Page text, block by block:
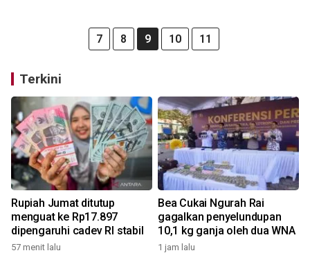
7 8 9 10 11
Terkini
Rupiah Jumat ditutup
menguat ke Rp17.897
dipengaruhi cadev RI stabil
57 menit lalu
Bea Cukai Ngurah Rai
gagalkan penyelundupan
10,1 kg ganja oleh dua WNA
1 jam lalu